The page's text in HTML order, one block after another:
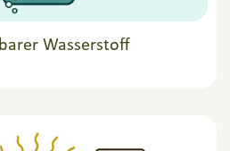
Wasserstoff